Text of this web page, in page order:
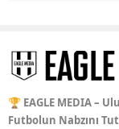
🏆 EAGLE MEDIA –
Futbolun Nabzını